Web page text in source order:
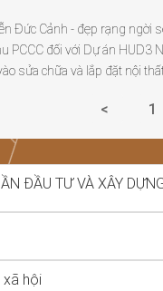
Đức Cảnh - đẹp rạng ngời
PCCC đối với Dự án HUD3
sửa chữa và lắp đặt nội
< 1
ĐẦU TƯ VÀ XÂY
xã hội